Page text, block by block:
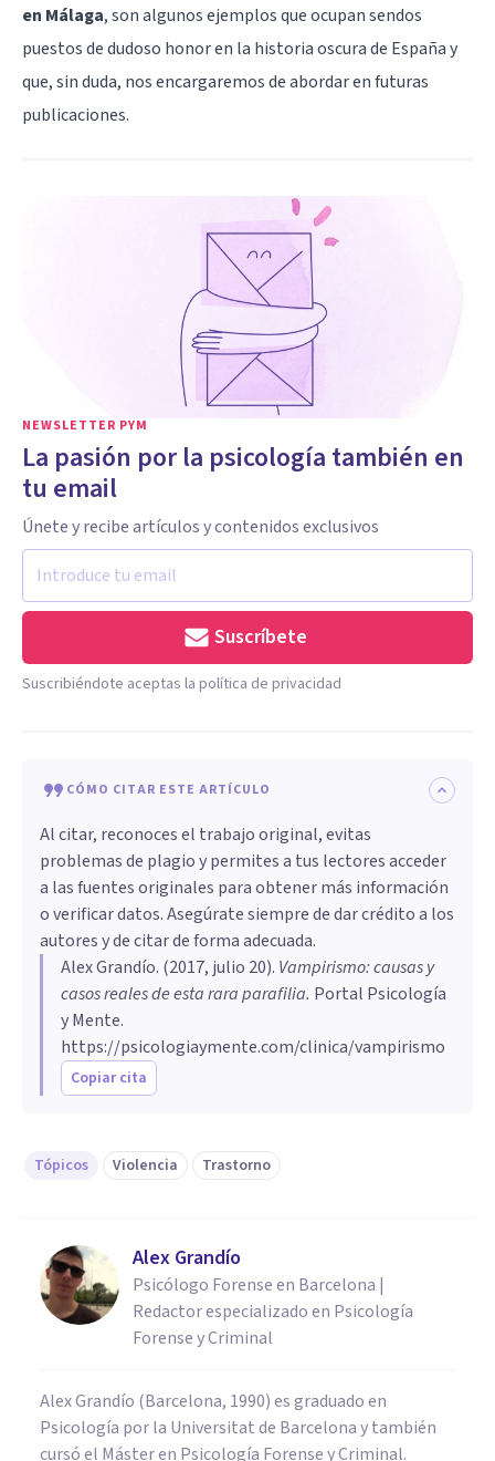
en Málaga, son algunos ejemplos que ocupan sendos
puestos de dudoso honor en la historia oscura de España y
que, sin duda, nos encargaremos de abordar en futuras
publicaciones.
NEWSLETTER PYM
La pasión por la psicología también en
tu email
Únete y recibe artículos y contenidos exclusivos
Suscríbete
Suscribiéndote aceptas la política de privacidad
CÓMO CITAR ESTE ARTÍCULO
Al citar, reconoces el trabajo original, evitas
problemas de plagio y permites a tus lectores acceder
a las fuentes originales para obtener más información
o verificar datos. Asegúrate siempre de dar crédito a los
autores y de citar de forma adecuada.
Alex Grandío. (2017, julio 20). Vampirismo: causas y
casos reales de esta rara parafilia. Portal Psicología
y Mente.
https://psicologiaymente.com/clinica/vampirismo
Copiar cita
Tópicos Violencia Trastorno
Alex Grandío
Psicólogo Forense en Barcelona |
Redactor especializado en Psicología
Forense y Criminal
Alex Grandío (Barcelona, 1990) es graduado en
Psicología por la Universitat de Barcelona y también
cursó el Máster en Psicología Forense y Criminal.